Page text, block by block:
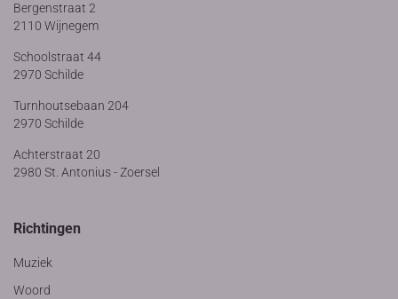
Bergenstraat 2
2110 Wijnegem
Schoolstraat 44
2970 Schilde
Turnhoutsebaan 204
2970 Schilde
Achterstraat 20
2980 St. Antonius - Zoersel
Richtingen
Muziek
Woord